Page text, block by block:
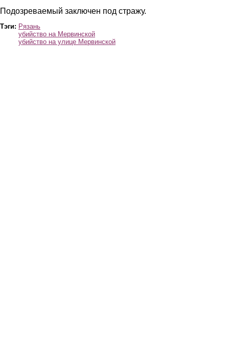
Подозреваемый заключен под стражу.
Тэги: Рязань
убийство на Мервинской
убийство на улице Мервинской